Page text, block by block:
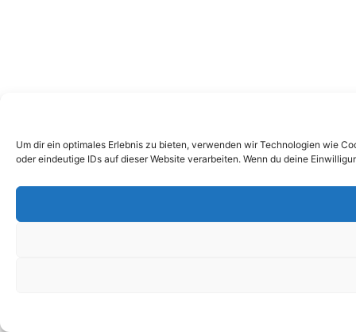
Um dir ein optimales Erlebnis zu bieten, verwenden wir Technologien wie
oder eindeutige IDs auf dieser Website verarbeiten. Wenn du deine